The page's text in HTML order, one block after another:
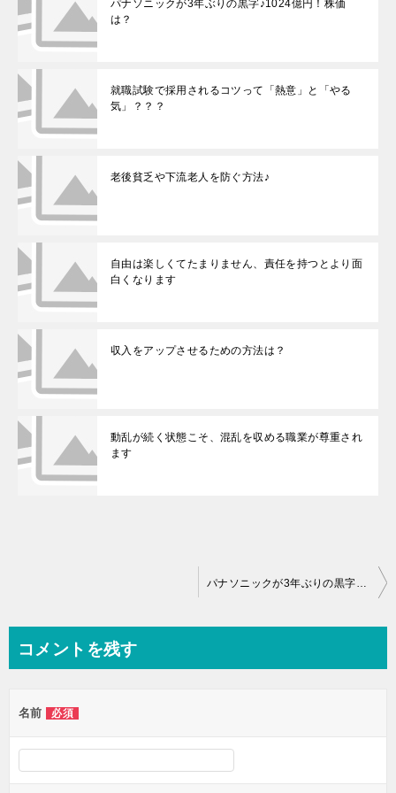
パナソニックが3年ぶりの黒字♪1024億円！株価
は？
就職試験で採用されるコツって「熱意」と「やる
気」？？？
老後貧乏や下流老人を防ぐ方法♪
自由は楽しくてたまりません、責任を持つとより面
白くなります
収入をアップさせるための方法は？
動乱が続く状態こそ、混乱を収める職業が尊重され
ます
ビ
ー
シ
パナソニックが3年ぶりの黒字♪1024億円！株価は？
コメントを残す
名前 必須